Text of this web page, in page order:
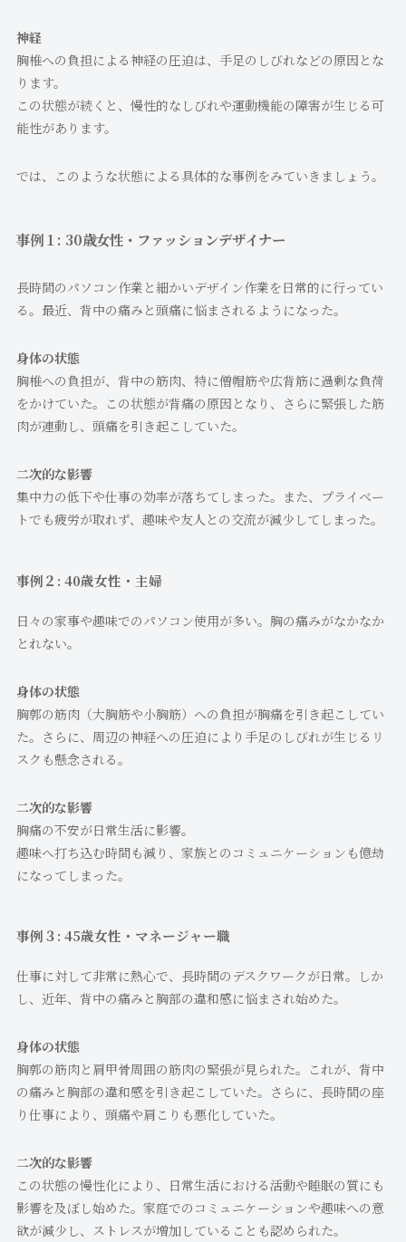
神経
胸椎への負担による神経の圧迫は、手足のしびれなどの原因とな
ります。
この状態が続くと、慢性的なしびれや運動機能の障害が生じる可
能性があります。
では、このような状態による具体的な事例をみていきましょう。
事例１: 30歳女性・ファッションデザイナー
長時間のパソコン作業と細かいデザイン作業を日常的に行ってい
る。最近、背中の痛みと頭痛に悩まされるようになった。
身体の状態
胸椎への負担が、背中の筋肉、特に僧帽筋や広背筋に過剰な負荷
をかけていた。この状態が背痛の原因となり、さらに緊張した筋
肉が連動し、頭痛を引き起こしていた。
二次的な影響
集中力の低下や仕事の効率が落ちてしまった。また、プライベー
トでも疲労が取れず、趣味や友人との交流が減少してしまった。
事例２: 40歳女性・主婦
日々の家事や趣味でのパソコン使用が多い。胸の痛みがなかなか
とれない。
身体の状態
胸郭の筋肉（大胸筋や小胸筋）への負担が胸痛を引き起こしてい
た。さらに、周辺の神経への圧迫により手足のしびれが生じるリ
スクも懸念される。
二次的な影響
胸痛の不安が日常生活に影響。
趣味へ打ち込む時間も減り、家族とのコミュニケーションも億劫
になってしまった。
事例３: 45歳女性・マネージャー職
仕事に対して非常に熱心で、長時間のデスクワークが日常。しか
し、近年、背中の痛みと胸部の違和感に悩まされ始めた。
身体の状態
胸郭の筋肉と肩甲骨周囲の筋肉の緊張が見られた。これが、背中
の痛みと胸部の違和感を引き起こしていた。さらに、長時間の座
り仕事により、頭痛や肩こりも悪化していた。
二次的な影響
この状態の慢性化により、日常生活における活動や睡眠の質にも
影響を及ぼし始めた。家庭でのコミュニケーションや趣味への意
欲が減少し、ストレスが増加していることも認められた。